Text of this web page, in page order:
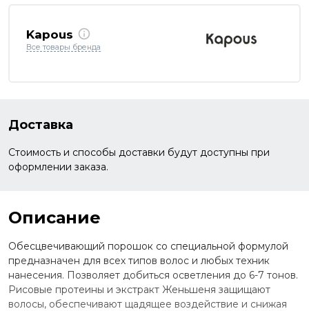
Kapous
Все товары бренда
Доставка
Стоимость и способы доставки будут доступны при
оформлении заказа.
Описание
Обесцвечивающий порошок со специальной формулой
предназначен для всех типов волос и любых техник
нанесения. Позволяет добиться осветления до 6-7 тонов.
Рисовые протеины и экстракт Женьшеня защищают
волосы, обеспечивают щадящее воздействие и снижая